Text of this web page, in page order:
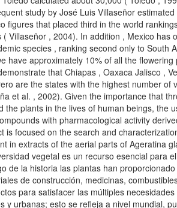
study by José Luis Villaseñor
figures that placed third in the world
( Villaseñor , 2004). In addition , Mexico has
species , ranking second only to South
have approximately 10% of all the
that Chiapas , Oaxaca Jalisco ,
are the states with the highest number of
et al. , 2002). Given the importance that
the plants in the lives of human beings, the
with pharmacological activity
is focused on the search and
in extracts of the aerial parts of Ageratina
vegetal es un recurso esencial para
de la historia las plantas han
de construcción, medicinas,
para satisfacer las múltiples
y urbanas; esto se refleja a nivel mundial,